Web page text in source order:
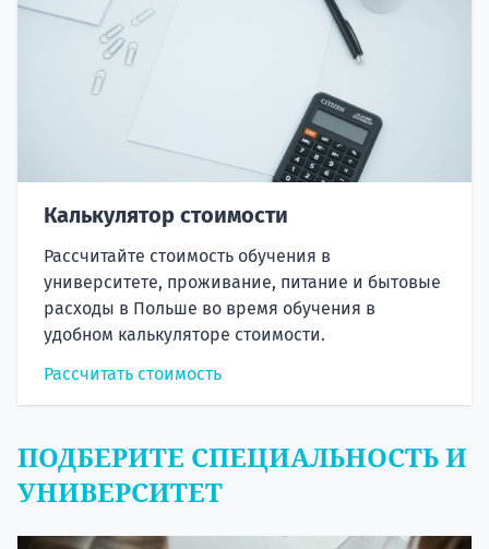
Калькулятор стоимости
Рассчитайте стоимость обучения в
университете, проживание, питание и бытовые
расходы в Польше во время обучения в
удобном калькуляторе стоимости.
Рассчитать стоимость
ПОДБЕРИТЕ СПЕЦИАЛЬНОСТЬ И
УНИВЕРСИТЕТ